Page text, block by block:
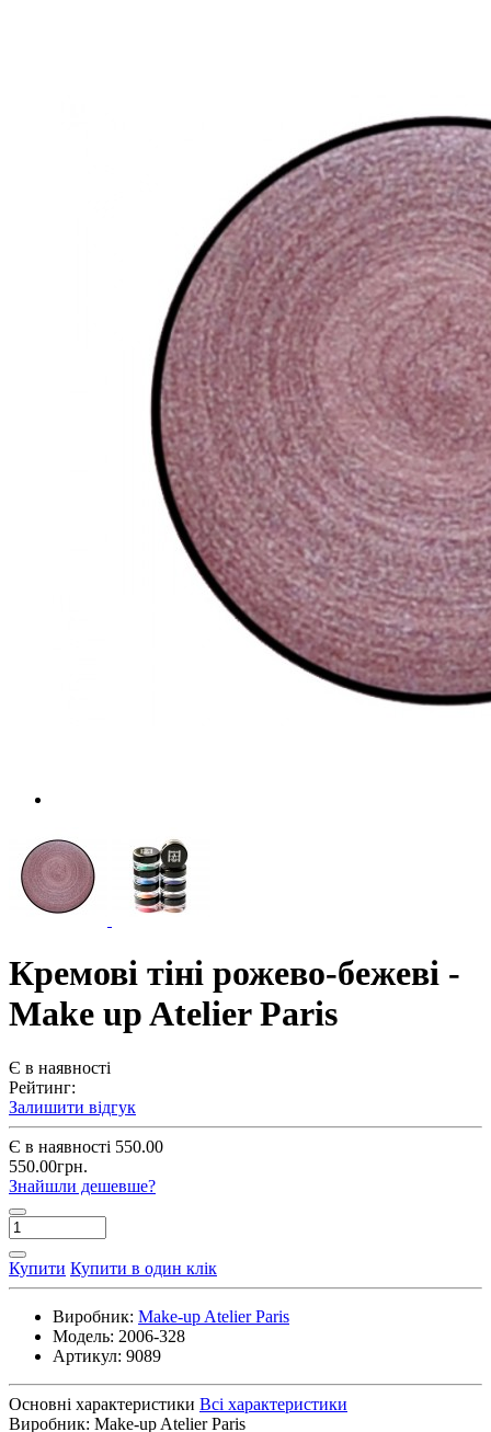
Кремові тіні рожево-бежеві -
Make up Atelier Paris
Є в наявності
Рейтинг:
Залишити відгук
Є в наявності 550.00
550.00грн.
Знайшли дешевше?
Купити Купити в один клік
Виробник: Make-up Atelier Paris
Модель: 2006-328
Артикул: 9089
Основні характеристики Всі характеристики
Виробник: Make-up Atelier Paris